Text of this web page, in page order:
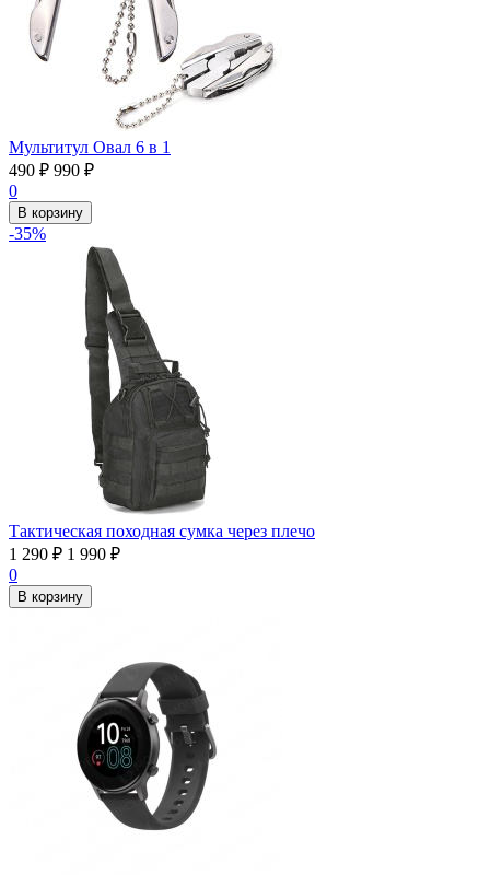
Мультитул Овал 6 в 1
490 ₽ 990 ₽
0
В корзину
-35%
Тактическая походная сумка через плечо
1 290 ₽ 1 990 ₽
0
В корзину